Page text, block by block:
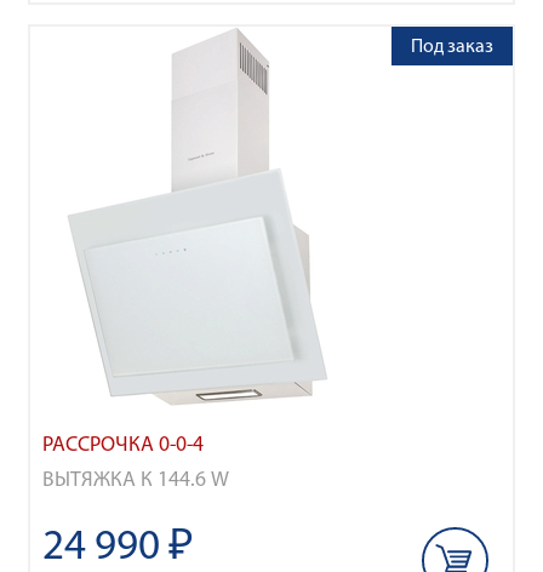
РАССРОЧКА 0-0-4
ВЫТЯЖКА К 144.6 W
Под заказ
24 990 ₽